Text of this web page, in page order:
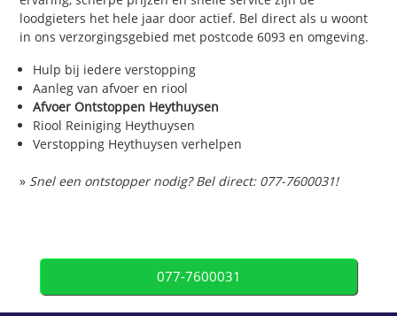
loodgieters het hele jaar door actief. Bel direct als u woont
in ons verzorgingsgebied met postcode 6093 en omgeving.
Hulp bij iedere verstopping
Aanleg van afvoer en riool
Afvoer Ontstoppen Heythuysen
Riool Reiniging Heythuysen
Verstopping Heythuysen verhelpen
» Snel een ontstopper nodig? Bel direct: 077-7600031!
077-7600031